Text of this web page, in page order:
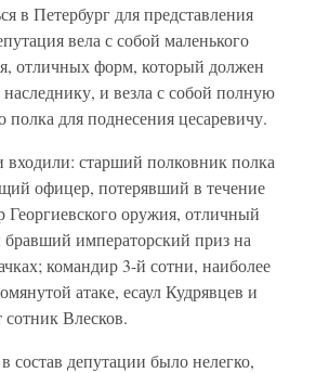
в Петербург для представления
вела с собой маленького
отличных форм, который должен
и везла с собой полную
для поднесения цесаревичу.
входили: старший полковник полка
офицер, потерявший в течение
Георгиевского оружия, отличный
императорский приз на
командир 3-й сотни, наиболее
атаке, есаул Кудрявцев и
Влесков.
состав депутации было нелегко,